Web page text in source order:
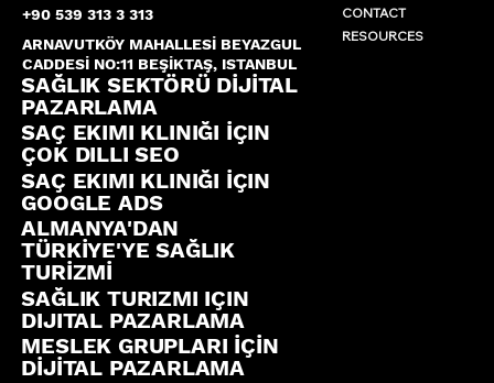
+90 539 313 3 313
ARNAVUTKÖY MAHALLESİ BEYAZGUL
CADDESİ NO:11 BEŞİKTAŞ, ISTANBUL
SAĞLIK SEKTÖRÜ DİJİTAL
PAZARLAMA
SAÇ EKIMI KLINIĞI İÇIN
ÇOK DILLI SEO
SAÇ EKIMI KLINIĞI İÇIN
GOOGLE ADS
ALMANYA'DAN
TÜRKİYE'YE SAĞLIK
TURİZMİ
SAĞLIK TURIZMI IÇIN
DIJITAL PAZARLAMA
MESLEK GRUPLARI İÇİN
DİJİTAL PAZARLAMA
CONTACT
RESOURCES